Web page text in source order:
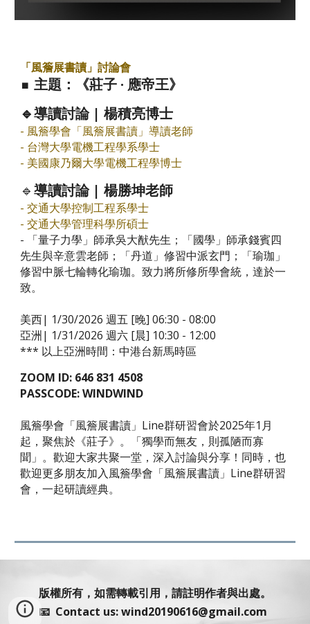
「風簷展書讀」討論會
⏹️ 主題：《莊子 · 應帝王》
🔹導讀討論 | 楊積亮博士
- 風簷學會「風簷展書讀」導讀老師
- 台灣大學電機工程學系學士
- 美國康乃爾大學電機工程學博士
🔹導讀討論 | 楊勝坤老師
- 交通大學控制工程系學士
- 交通大學管理科學所碩士
- 「量子力學」師承吳大猷先生；「國學」師承錢賓四
先生與辛意雲老師；「丹道」修習中派玄門；「瑜珈」
修習中脈七輪轉化瑜珈。致力將所修所學會統，達於一
致。
美西| 1/30/2026 週五 [晚] 06:30 - 08:00
亞洲| 1/31/2026 週六 [晨] 10:30 - 12:00
*** 以上亞洲時間：中港台新馬時區
ZOOM ID: 646 831 4508
PASSCODE: WINDWIND
風簷學會「風簷展書讀」Line群研習會於2025年1月
起，聚焦於《莊子》。「獨學而無友，則孤陋而寡
聞」。歡迎大家共聚一堂，深入討論與分享！同時，也
歡迎更多朋友加入風簷學會「風簷展書讀」Line群研習
會，一起研讀經典。
版權所有，如需轉載引用，請註明作者與出處。
📧 Contact us: wind20190616@gmail.com